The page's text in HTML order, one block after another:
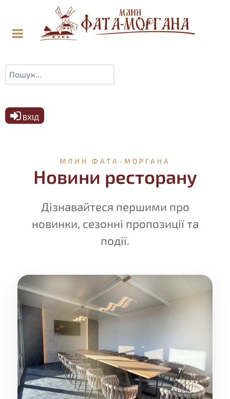
Пошук
ВХІД
МЛИН ФАТА-МОРГАНА
Новини ресторану
Дізнавайтеся першими про
новинки, сезонні пропозиції та
події.